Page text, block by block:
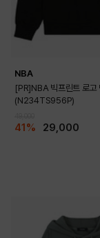
NBA
[PR]NBA 빅프린트 로고
(N234TS956P)
41% 29,000